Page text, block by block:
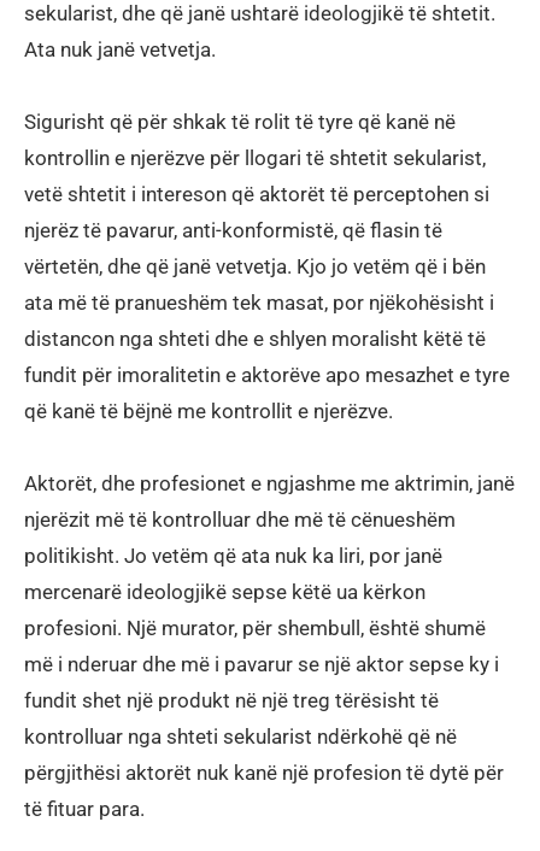
sekularist, dhe që janë ushtarë ideologjikë të shtetit.
Ata nuk janë vetvetja.
Sigurisht që për shkak të rolit të tyre që kanë në
kontrollin e njerëzve për llogari të shtetit sekularist,
vetë shtetit i intereson që aktorët të perceptohen si
njerëz të pavarur, anti-konformistë, që flasin të
vërtetën, dhe që janë vetvetja. Kjo jo vetëm që i bën
ata më të pranueshëm tek masat, por njëkohësisht i
distancon nga shteti dhe e shlyen moralisht këtë të
fundit për imoralitetin e aktorëve apo mesazhet e tyre
që kanë të bëjnë me kontrollit e njerëzve.
Aktorët, dhe profesionet e ngjashme me aktrimin, janë
njerëzit më të kontrolluar dhe më të cënueshëm
politikisht. Jo vetëm që ata nuk ka liri, por janë
mercenarë ideologjikë sepse këtë ua kërkon
profesioni. Një murator, për shembull, është shumë
më i nderuar dhe më i pavarur se një aktor sepse ky i
fundit shet një produkt në një treg tërësisht të
kontrolluar nga shteti sekularist ndërkohë që në
përgjithësi aktorët nuk kanë një profesion të dytë për
të fituar para.